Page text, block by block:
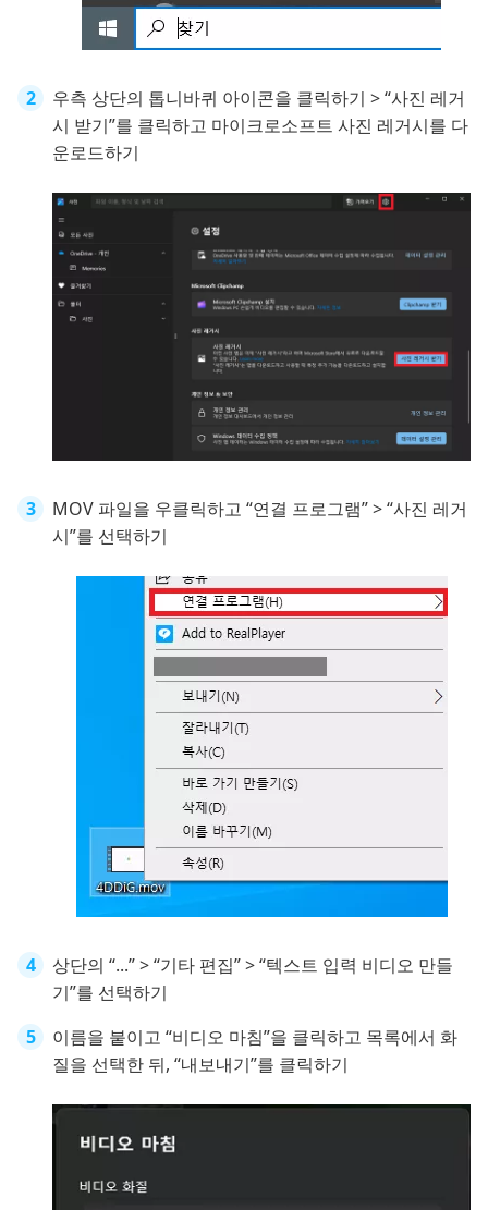
우측 상단의 톱니바퀴 아이콘을 클릭하기 > “사진 레거
시 받기”를 클릭하고 마이크로소프트 사진 레거시를 다
운로드하기
MOV 파일을 우클릭하고 “연결 프로그램” > “사진 레거
시”를 선택하기
상단의 “...” > “기타 편집” > “텍스트 입력 비디오 만들
기”를 선택하기
이름을 붙이고 “비디오 마침”을 클릭하고 목록에서 화
질을 선택한 뒤, “내보내기”를 클릭하기